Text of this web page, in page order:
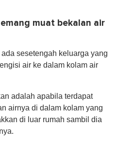
muat bekalan air
sesetengah keluarga yang
air ke dalam kolam air
adalah apabila terdapat
airnya di dalam kolam yang
di luar rumah sambil dia